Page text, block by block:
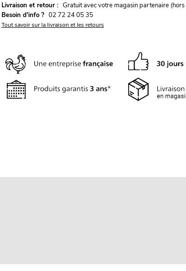
Livraison et retour : Gratuit avec votre magasin partenaire (hors
Besoin d'info ? 02 72 24 05 35
Tout savoir sur la livraison et les retours